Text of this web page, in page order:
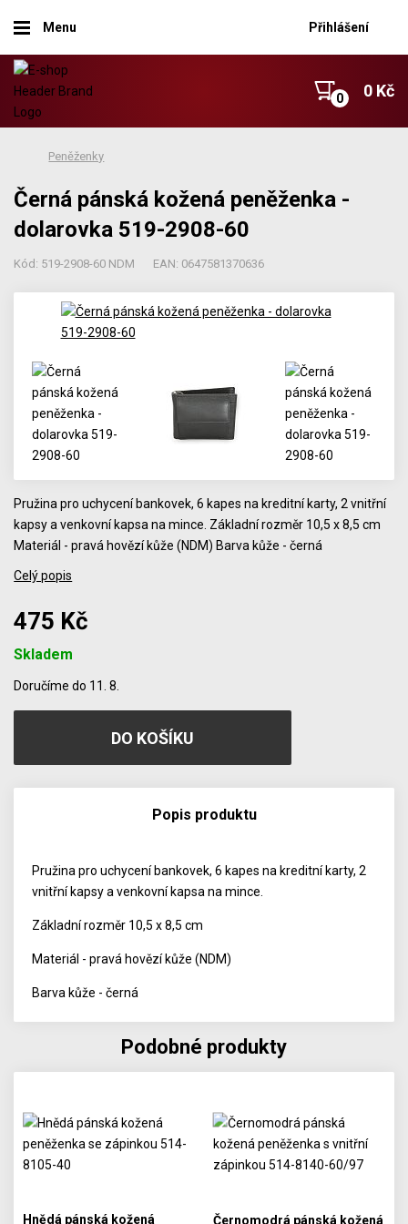
Menu Přihlášení
0 Kč
Peněženky
Černá pánská kožená peněženka -
dolarovka 519-2908-60
Kód: 519-2908-60 NDM EAN: 0647581370636
Pružina pro uchycení bankovek, 6 kapes na kreditní karty, 2 vnitřní
kapsy a venkovní kapsa na mince. Základní rozměr 10,5 x 8,5 cm
Materiál - pravá hovězí kůže (NDM) Barva kůže - černá
Celý popis
475 Kč
Skladem
Doručíme do 11. 8.
Popis produktu
Pružina pro uchycení bankovek, 6 kapes na kreditní karty, 2
vnitřní kapsy a venkovní kapsa na mince.
Základní rozměr 10,5 x 8,5 cm
Materiál - pravá hovězí kůže (NDM)
Barva kůže - černá
Podobné produkty
Hnědá pánská kožená Černomodrá pánská kožená